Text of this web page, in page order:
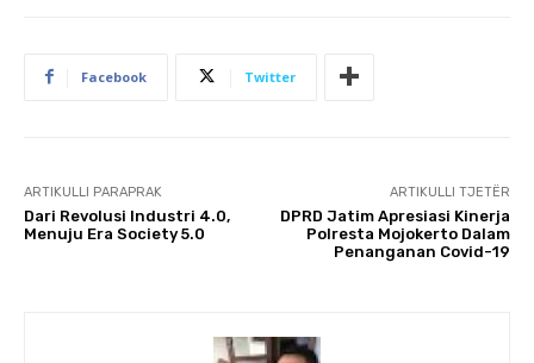
Facebook Twitter
ARTIKULLI PARAPRAK
Dari Revolusi Industri 4.0,
Menuju Era Society 5.0
ARTIKULLI TJETËR
DPRD Jatim Apresiasi Kinerja
Polresta Mojokerto Dalam
Penanganan Covid-19